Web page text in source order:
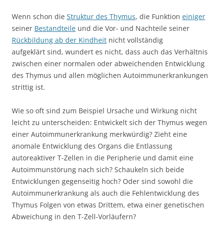
Wenn schon die Struktur des Thymus, die Funktion einiger
seiner Bestandteile und die Vor- und Nachteile seiner
Rückbildung ab der Kindheit nicht vollständig
aufgeklärt sind, wundert es nicht, dass auch das Verhältnis
zwischen einer normalen oder abweichenden Entwicklung
des Thymus und allen möglichen Autoimmunerkrankungen
strittig ist.
Wie so oft sind zum Beispiel Ursache und Wirkung nicht
leicht zu unterscheiden: Entwickelt sich der Thymus wegen
einer Autoimmunerkrankung merkwürdig? Zieht eine
anomale Entwicklung des Organs die Entlassung
autoreaktiver T-Zellen in die Peripherie und damit eine
Autoimmunstörung nach sich? Schaukeln sich beide
Entwicklungen gegenseitig hoch? Oder sind sowohl die
Autoimmunerkrankung als auch die Fehlentwicklung des
Thymus Folgen von etwas Drittem, etwa einer genetischen
Abweichung in den T-Zell-Vorläufern?